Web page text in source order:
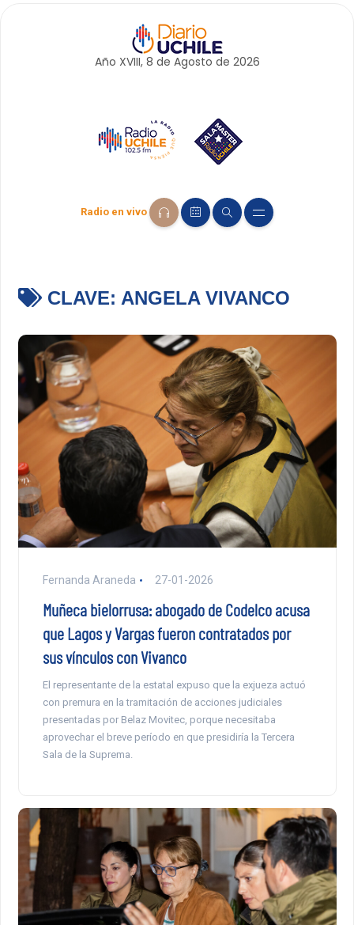
Año XVIII, 8 de Agosto de 2026
Radio en vivo
CLAVE: ANGELA VIVANCO
Fernanda Araneda 27-01-2026
Muñeca bielorrusa: abogado de Codelco acusa
que Lagos y Vargas fueron contratados por
sus vínculos con Vivanco
El representante de la estatal expuso que la exjueza actuó
con premura en la tramitación de acciones judiciales
presentadas por Belaz Movitec, porque necesitaba
aprovechar el breve período en que presidiría la Tercera
Sala de la Suprema.